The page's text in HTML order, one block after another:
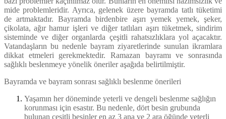
mide problemleridir. Ayrıca, gelenek üzere bayramda tatlı tüketimi
de artmaktadır. Bayramda birdenbire aşırı yemek yemek, şeker,
çikolata, ağır hamur işleri ve diğer tatlıları aşırı tüketmek, sindirim
sisteminde ve diğer organlarda çeşitli rahatsızlıklara yol açacaktır.
Vatandaşların bu nedenle bayram ziyaretlerinde sunulan ikramlara
dikkat etmeleri gerekmektedir. Ramazan bayramı ve sonrasında
sağlıklı beslenmeye yönelik öneriler aşağıda belirtilmiştir.
Bayramda ve bayram sonrası sağlıklı beslenme önerileri
Yaşamın her döneminde yeterli ve dengeli beslenme sağlığın
korunması için esastır. Bu nedenle, dört besin grubunda
bulunan çeşitli besinler en az 3 ana ve 2 ara öğünde yeterli